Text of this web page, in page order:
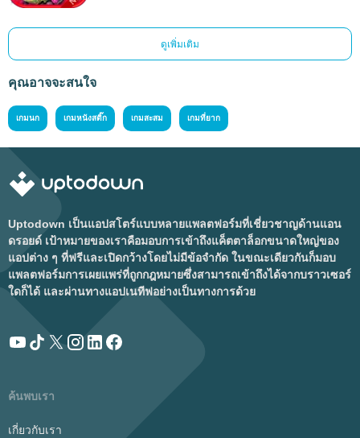
ดูเพิ่มเติม
คุณอาจจะสนใจ
เกมนก เกมหนังสติ๊ก เกมสะสม เกมที่ยาก
Uptodown เป็นแอปสโตร์แบบหลายแพลตฟอร์มที่เชี่ยวชาญด้านแอน
ดรอยด์ เป้าหมายของเราคือมอบการเข้าถึงแค็ตตาล็อกขนาดใหญ่ของ
แอปต่าง ๆ ที่ฟรีและเปิดกว้างโดยไม่มีข้อจำกัด ในขณะเดียวกันก็มอบ
แพลตฟอร์มการเผยแพร่ที่ถูกกฎหมายซึ่งสามารถเข้าถึงได้จากบราวเซอร์
ใดก็ได้ และผ่านทางแอปเนทีฟอย่างเป็นทางการด้วย
ค้นพบเรา
เกี่ยวกับเรา